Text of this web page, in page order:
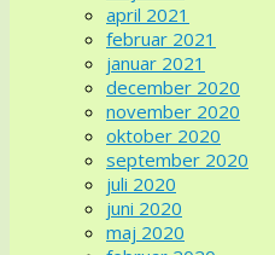
april 2021
februar 2021
januar 2021
december 2020
november 2020
oktober 2020
september 2020
juli 2020
juni 2020
maj 2020